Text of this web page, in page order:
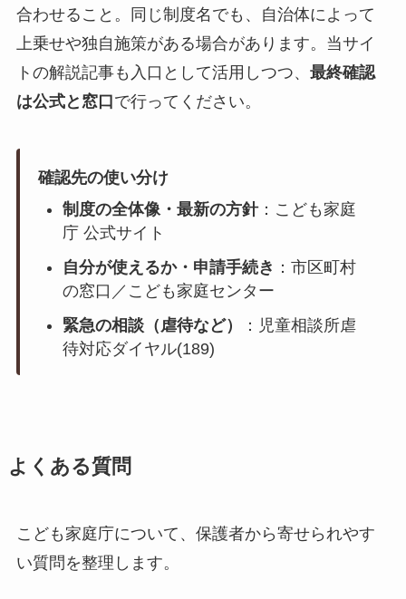
合わせること。同じ制度名でも、自治体によって
上乗せや独自施策がある場合があります。当サイ
トの解説記事も入口として活用しつつ、 最終確認
は公式と窓口 で行ってください。
確認先の使い分け
制度の全体像・最新の方針：こども家庭
庁 公式サイト
自分が使えるか・申請手続き ：市区町村
の窓口／こども家庭センター
緊急の相談（虐待など）
：児童相談所虐
待対応ダイヤル(189)
よくある質問
こども家庭庁について、保護者から寄せられやす
い質問を整理します。